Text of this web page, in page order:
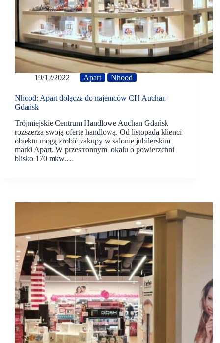
19/12/2022 Apart Nhood
Nhood: Apart dołącza do najemców CH Auchan
Gdańsk
Trójmiejskie Centrum Handlowe Auchan Gdańsk
rozszerza swoją ofertę handlową. Od listopada klienci
obiektu mogą zrobić zakupy w salonie jubilerskim
marki Apart. W przestronnym lokalu o powierzchni
blisko 170 mkw.…